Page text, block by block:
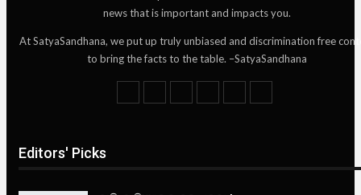
news that is important and impacts you.
At SatyaSandhana, we put up truly unbiased and discrimination free
to bring the facts to the table. –SatyaSandhana
Editors' Picks